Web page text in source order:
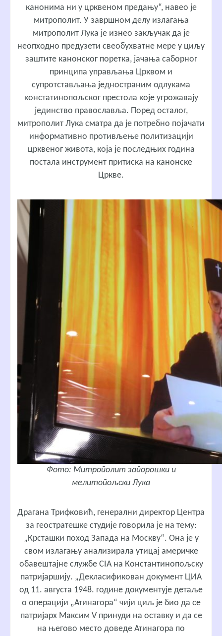
канонима ни у црквеном предању“, навео је
митрополит. У завршном делу излагања
митрополит Лука је изнео закључак да је
неопходно предузети свеобухватне мере у циљу
заштите канонског поретка, јачања саборног
принципа управљања Црквом и
супротстављања једностраним одлукама
констатинопољског престола које угрожавају
јединство православља. Поред осталог,
митрополит Лука сматра да је потребно појачати
информативно противљење политизацији
црквеног живота, која је последњих година
постала инструмент притиска на канонске
Цркве.
Фото: Митрополит запорошки и
мелитопољски Лука
Драгана Трифковић, генерални директор Центра
за геостратешке студије говорила је на тему:
„Крсташки поход Запада на Москву“. Она је у
свом излагању анализирала утицај америчке
обавештајне службе CIA на Константинопољску
патријаршију. „Декласификован документ ЦИА
од 11. августа 1948. године документује детаље
о операцији „Атинагора“ чији циљ је био да се
патријарх Максим V принуди на оставку и да се
на његово место доведе Атинагора по